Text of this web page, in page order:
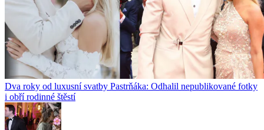
Dva roky od luxusní svatby Pastrňáka: Odhalil nepublikované fotky
i obří rodinné štěstí